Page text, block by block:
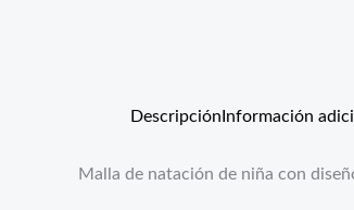
Descripción Información
Malla de natación de niña con